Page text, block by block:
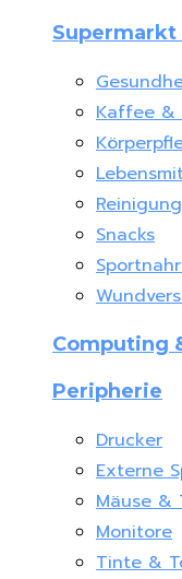
Supermarkt
Kaffee &
Snacks
Computing
Peripherie
Drucker
Externe
Mäuse &
Monitore
Tinte &